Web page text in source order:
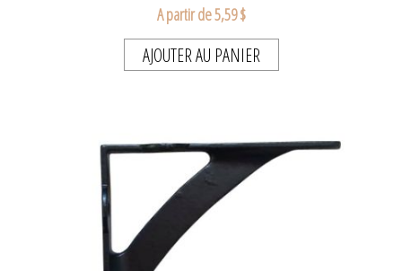
A partir de 5,59 $
AJOUTER AU PANIER